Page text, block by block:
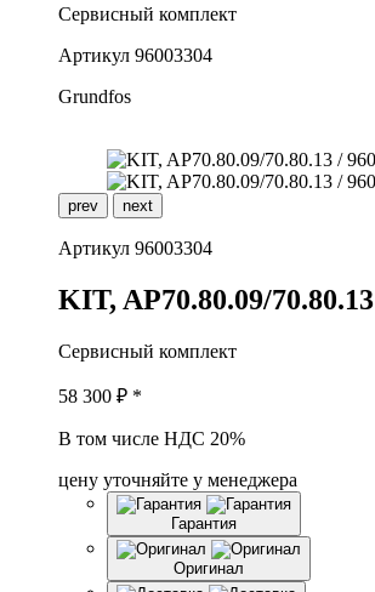
Сервисный комплект
Артикул 96003304
Grundfos
prev next
Артикул 96003304
KIT, AP70.80.09/70.80.13
Сервисный комплект
58 300 ₽ *
В том числе НДС 20%
цену уточняйте у менеджера
Гарантия
Оригинал